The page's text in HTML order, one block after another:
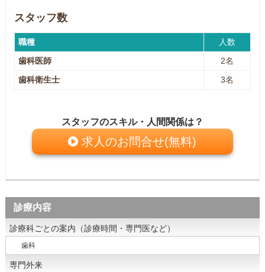
スタッフ数
職種
人数
歯科医師
2名
歯科衛生士
3名
スタッフのスキル・人間関係は？
求人のお問合せ(無料)
診療内容
診療科ごとの案内（診療時間・専門医など）
歯科
専門外来